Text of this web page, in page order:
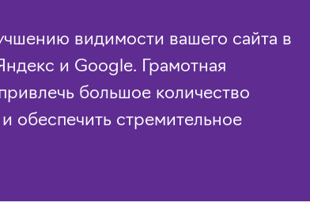
видимости вашего сайта в
и Google. Грамотная
большое количество
обеспечить стремительное